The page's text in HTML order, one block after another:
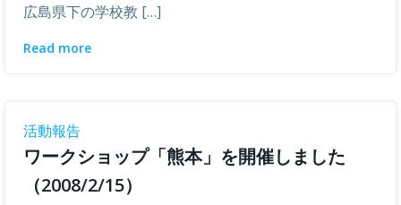
広島県下の学校教 […]
Read more
活動報告
ワークショップ「熊本」を開催しました
（2008/2/15）